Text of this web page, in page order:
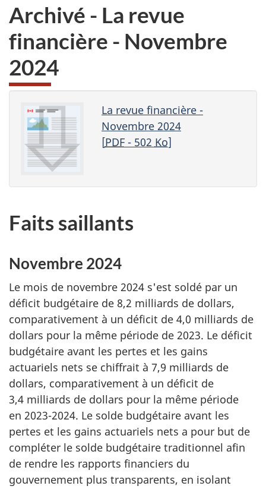
veux
pas
participer
au
site
Archivé - La revue
financière - Novembre
2024
La revue financière -
Novembre 2024
[PDF- 502 Ko]
Faits saillants
Novembre 2024
Le mois de novembre 2024 s'est soldé par un
déficit budgétaire de 8,2 milliards de dollars,
comparativement à un déficit de 4,0 milliards de
dollars pour la même période de 2023. Le déficit
budgétaire avant les pertes et les gains
actuariels nets se chiffrait à 7,9 milliards de
dollars, comparativement à un déficit de
3,4 milliards de dollars pour la même période
en 2023-2024. Le solde budgétaire avant les
pertes et les gains actuariels nets a pour but de
compléter le solde budgétaire traditionnel afin
de rendre les rapports financiers du
gouvernement plus transparents, en isolant